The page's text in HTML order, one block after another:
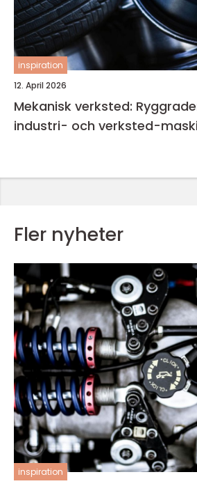
inspiration
12. April 2026
Mekanisk verksted:
industri- och verksted-
Fler nyheter
inspiration